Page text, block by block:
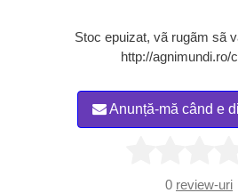
Stoc epuizat, vã rugãm sã
http://agnimundi.ro/
Anunță-mă când e
0 review-uri